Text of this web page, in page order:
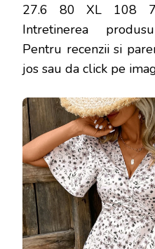
27.6 80 XL 108
Intretinerea
Pentru recenzii si
jos sau da click pe